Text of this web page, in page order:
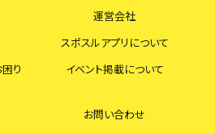
運営会社
スポスルアプリについて
り
イベント掲載について
お問い合わせ